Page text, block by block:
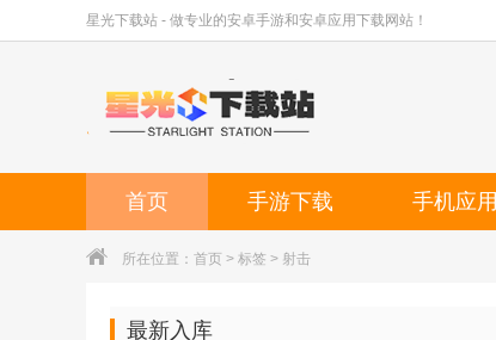
星光下载站 - 做专业的安卓手游和安卓应用下载网站！
首页 手游下载 手机应用
所在位置： 首页 > 标签 > 射击
最新入库